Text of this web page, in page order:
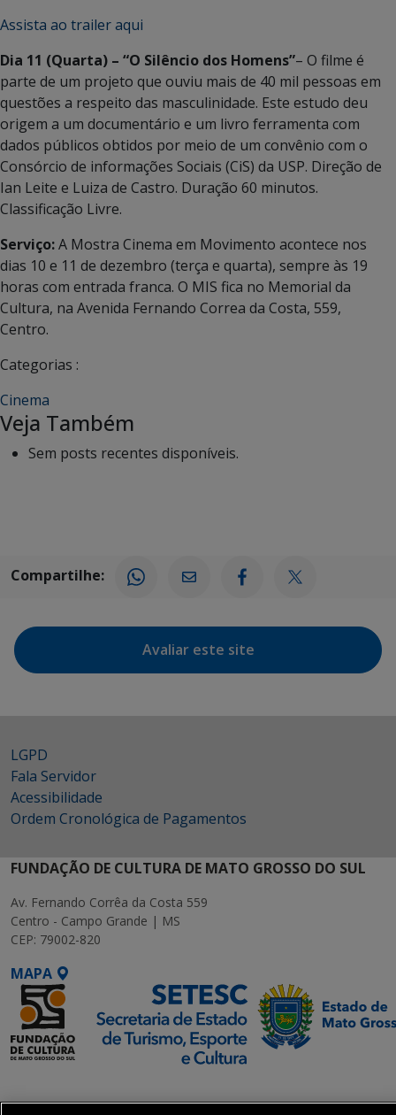
Assista ao trailer aqui
Dia 11 (Quarta) – “O Silêncio dos Homens”– O filme é
parte de um projeto que ouviu mais de 40 mil pessoas em
questões a respeito das masculinidade. Este estudo deu
origem a um documentário e um livro ferramenta com
dados públicos obtidos por meio de um convênio com o
Consórcio de informações Sociais (CiS) da USP. Direção de
Ian Leite e Luiza de Castro. Duração 60 minutos.
Classificação Livre.
Serviço:A Mostra Cinema em Movimento acontece nos
dias 10 e 11 de dezembro (terça e quarta), sempre às 19
horas com entrada franca. O MIS fica no Memorial da
Cultura, na Avenida Fernando Correa da Costa, 559,
Centro.
Categorias :
Cinema
Veja Também
Sem posts recentes disponíveis.
Compartilhe:
Avaliar este site
LGPD
Fala Servidor
Acessibilidade
Ordem Cronológica de Pagamentos
FUNDAÇÃO DE CULTURA DE MATO GROSSO DO SUL
Av. Fernando Corrêa da Costa 559
Centro - Campo Grande | MS
CEP: 79002-820
MAPA
Executiva de